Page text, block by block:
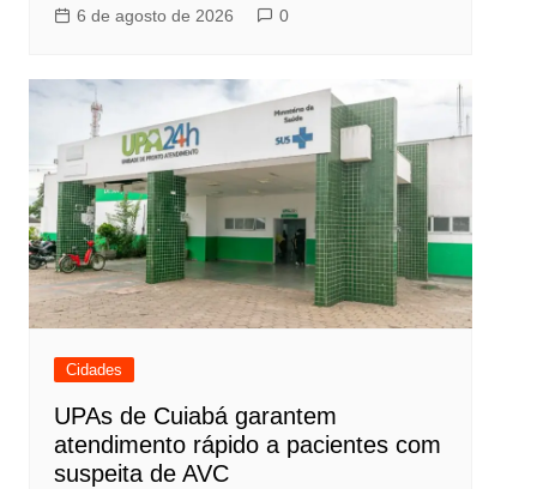
6 de agosto de 2026 0
Cidades
UPAs de Cuiabá garantem
atendimento rápido a pacientes com
suspeita de AVC